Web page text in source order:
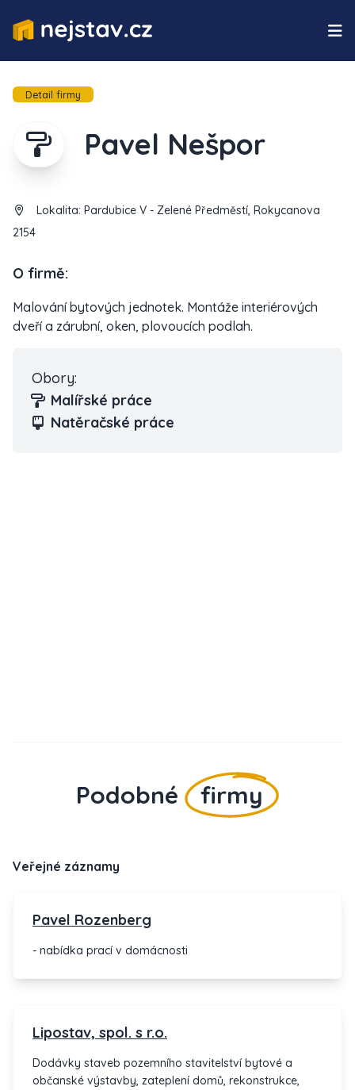
Detail firmy
Pavel Nešpor
Lokalita: Pardubice V - Zelené Předměstí, Rokycanova
2154
O firmě:
Malování bytových jednotek. Montáže interiérových
dveří a zárubní, oken, plovoucích podlah.
Obory:
Malířské práce
Natěračské práce
Podobné firmy
Veřejné záznamy
Pavel Rozenberg
- nabídka prací v domácnosti
Lipostav, spol. s r.o.
Dodávky staveb pozemního stavitelství bytové a
občanské výstavby, zateplení domů, rekonstrukce,